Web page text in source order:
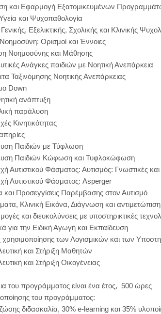
και Εφαρμογή Εξατομικευμένων
και Ψυχοπαθολογία
Γενικής, Εξελικτικής, Σχολικής και Κλινικής
Ορισμοί και Έννοιες
Νοημοσύνης και Μάθησης
Ανάγκες παιδιών με Νοητική Ανεπάρκεια
Ταξινόμησης Νοητικής Ανεπάρκειας
Down
ανάπτυξη
παράλυση
Κινητικότητας
Παιδιών με Τύφλωση
Παιδιών Κώφωση και Τυφλοκώφωση
Αυτιστικού Φάσματος: Αυτισμός: Γνωστικές
Αυτιστικού Φάσματος: Asperger
και Προσεγγίσεις Παρέμβασης στον Αυτισμό
Κλινική Εικόνα, Διάγνωση και
και διευκολύνσεις με υποστηρικτικές
για την Ειδική Αγωγή και Εκπαίδευση
χρησιμοποίησης των Λογισμικών και των
και Στήριξη Μαθητών
και Στήριξη Οικογένειας
του προγράμματος είναι ένα έτος, 500 ώρες
του προγράμματος:
διδασκαλία, 30% e-learning και 35%